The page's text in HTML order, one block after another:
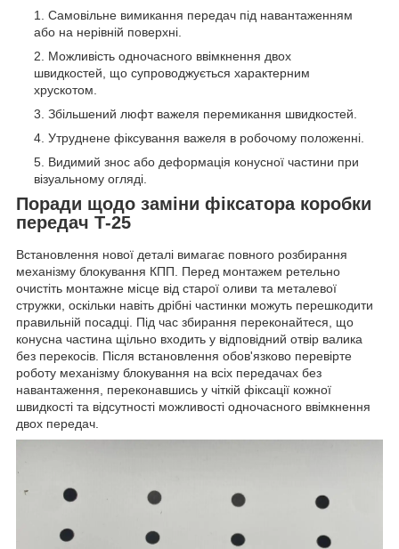
Самовільне вимикання передач під навантаженням
або на нерівній поверхні.
Можливість одночасного ввімкнення двох
швидкостей, що супроводжується характерним
хрускотом.
Збільшений люфт важеля перемикання швидкостей.
Утруднене фіксування важеля в робочому положенні.
Видимий знос або деформація конусної частини при
візуальному огляді.
Поради щодо заміни фіксатора коробки
передач Т-25
Встановлення нової деталі вимагає повного розбирання
механізму блокування КПП. Перед монтажем ретельно
очистіть монтажне місце від старої оливи та металевої
стружки, оскільки навіть дрібні частинки можуть перешкодити
правильній посадці. Під час збирання переконайтеся, що
конусна частина щільно входить у відповідний отвір валика
без перекосів. Після встановлення обов'язково перевірте
роботу механізму блокування на всіх передачах без
навантаження, переконавшись у чіткій фіксації кожної
швидкості та відсутності можливості одночасного ввімкнення
двох передач.